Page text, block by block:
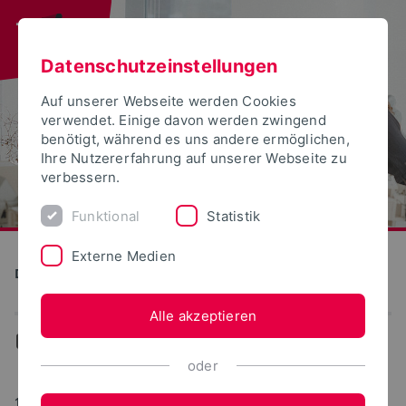
Detmolder Schule für Gestaltung
... News
17.06.2014
Datenschutzeinstellungen
Auf unserer Webseite werden Cookies
verwendet. Einige davon werden zwingend
benötigt, während es uns andere ermöglichen,
Ihre Nutzererfahrung auf unserer Webseite zu
verbessern.
Funktional Statistik
Externe Medien
Alle akzeptieren
oder